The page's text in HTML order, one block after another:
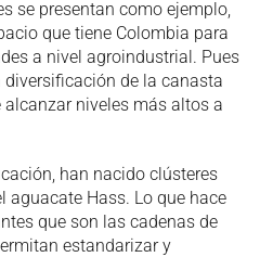
se presentan como ejemplo,
que tiene Colombia para
a nivel agroindustrial. Pues
diversificación de la canasta
niveles más altos a
han nacido clústeres
aguacate Hass. Lo que hace
que son las cadenas de
estandarizar y